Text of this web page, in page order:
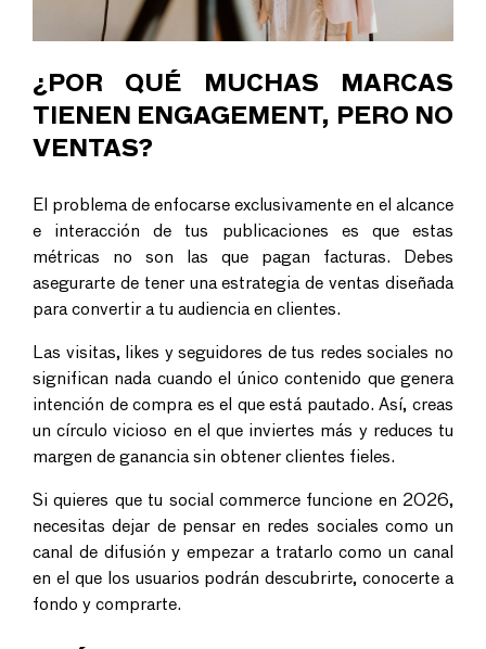
¿POR QUÉ MUCHAS MARCAS
TIENEN ENGAGEMENT, PERO NO
VENTAS?
El problema de enfocarse exclusivamente en el alcance
e interacción de tus publicaciones es que estas
métricas no son las que pagan facturas. Debes
asegurarte de tener una estrategia de ventas diseñada
para convertir a tu audiencia en clientes.
Las visitas, likes y seguidores de tus redes sociales no
significan nada cuando el único contenido que genera
intención de compra es el que está pautado. Así, creas
un círculo vicioso en el que inviertes más y reduces tu
margen de ganancia sin obtener clientes fieles.
Si quieres que tu social commercefuncione en 2026,
necesitas dejar de pensar en redes sociales como un
canal de difusión y empezar a tratarlo como un canal
en el que los usuarios podrán descubrirte, conocerte a
fondo y comprarte.